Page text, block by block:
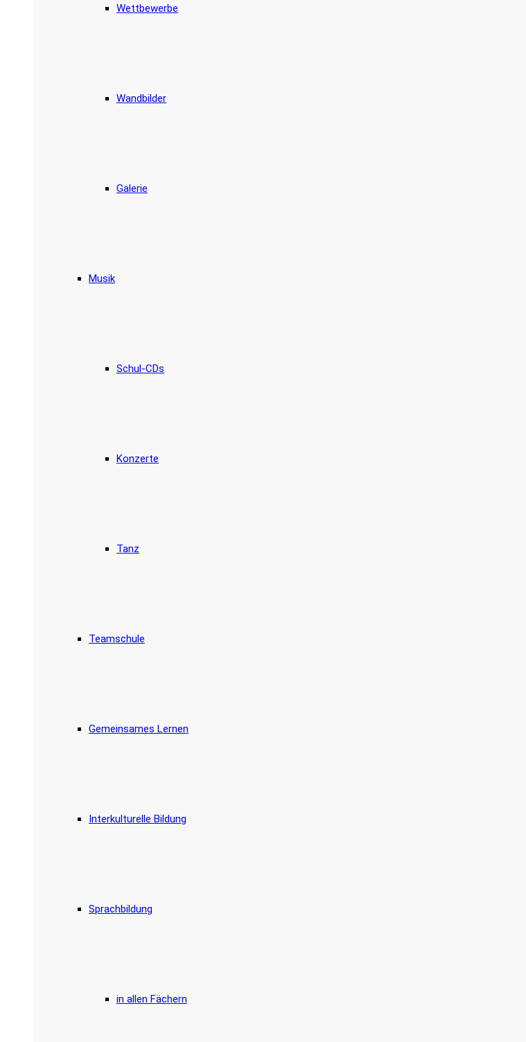
Wettbewerbe
Wandbilder
Galerie
Musik
Schul-CDs
Konzerte
Tanz
Teamschule
Gemeinsames Lernen
Interkulturelle Bildung
Sprachbildung
in allen Fächern